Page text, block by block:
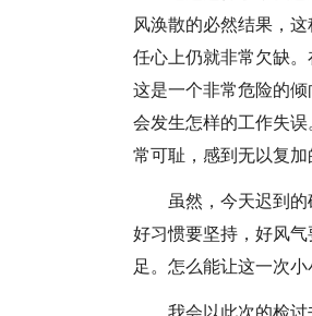
风涣散的必然结果，
任心上仍就非常欠缺
这是一个非常危险的
会发生怎样的工作失
常可耻，感到无以复加
虽然，今天迟到
好习惯要坚持，好风
足。怎么能让这一次
我会以此次的检